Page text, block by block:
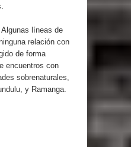
Algunas líneas de
relación con
de forma
encuentros con
sobrenaturales,
y Ramanga.